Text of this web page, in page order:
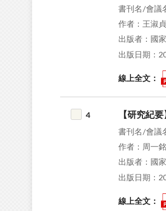
書刊名/會議
作者：王淑貞
出版者：國
出版日期：
線上全文：
4 【研究紀
書刊名/會議
作者：周一銘
出版者：國
出版日期：
線上全文：